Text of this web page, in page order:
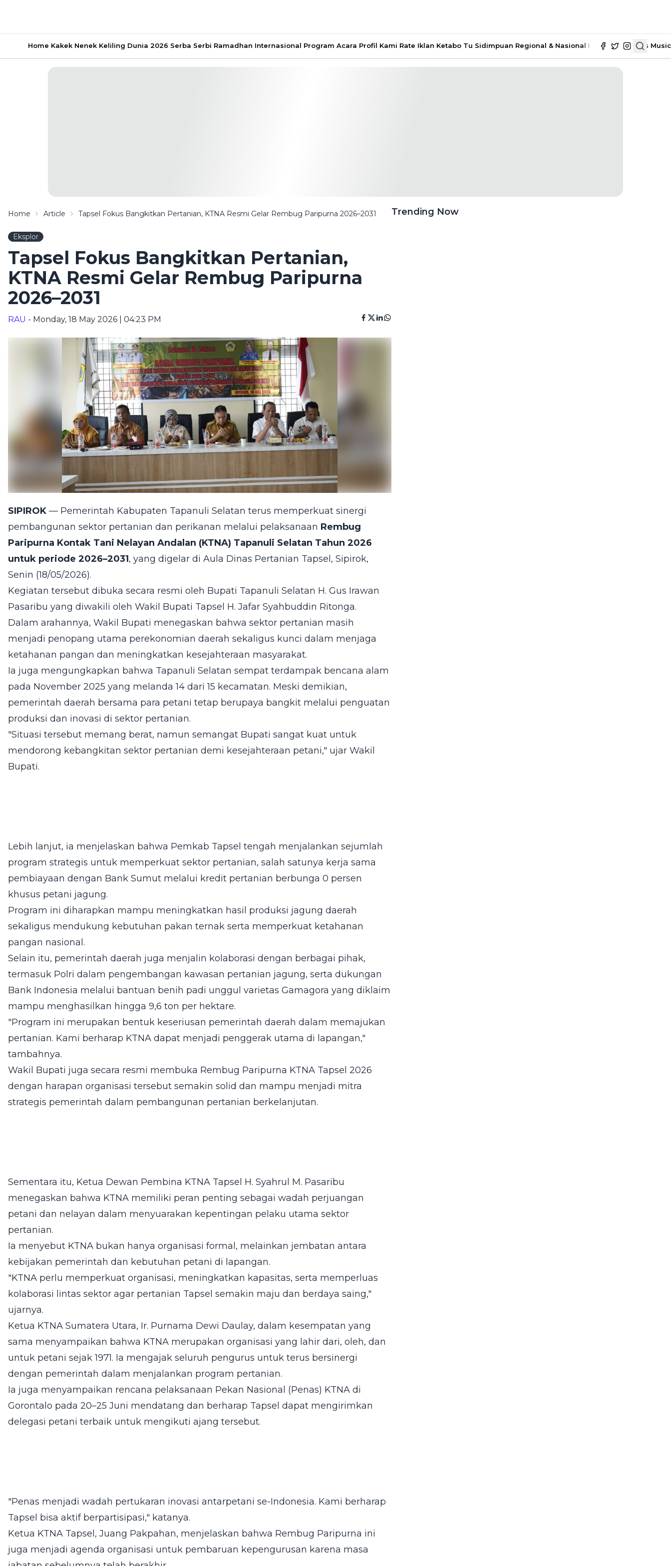
Home Kakek Nenek Keliling Dunia 2026 Serba Serbi Ramadhan Internasional Program Acara Profil Kami Rate Iklan Ketabo Tu Sidimpuan Regional & Nasional Ekonomi & Bisnis Music
Home Article Tapsel Fokus Bangkitkan Pertanian, KTNA Resmi Gelar Rembug Paripurna 2026–2031
Eksplor
Tapsel Fokus Bangkitkan Pertanian,
KTNA Resmi Gelar Rembug Paripurna
2026–2031
RAU - Monday, 18 May 2026 | 04:23 PM
SIPIROK — Pemerintah Kabupaten Tapanuli Selatan terus memperkuat sinergi
pembangunan sektor pertanian dan perikanan melalui pelaksanaan Rembug
Paripurna Kontak Tani Nelayan Andalan (KTNA) Tapanuli Selatan Tahun 2026
untuk periode 2026–2031, yang digelar di Aula Dinas Pertanian Tapsel, Sipirok,
Senin (18/05/2026).
Kegiatan tersebut dibuka secara resmi oleh Bupati Tapanuli Selatan H. Gus Irawan
Pasaribu yang diwakili oleh Wakil Bupati Tapsel H. Jafar Syahbuddin Ritonga.
Dalam arahannya, Wakil Bupati menegaskan bahwa sektor pertanian masih
menjadi penopang utama perekonomian daerah sekaligus kunci dalam menjaga
ketahanan pangan dan meningkatkan kesejahteraan masyarakat.
Ia juga mengungkapkan bahwa Tapanuli Selatan sempat terdampak bencana alam
pada November 2025 yang melanda 14 dari 15 kecamatan. Meski demikian,
pemerintah daerah bersama para petani tetap berupaya bangkit melalui penguatan
produksi dan inovasi di sektor pertanian.
"Situasi tersebut memang berat, namun semangat Bupati sangat kuat untuk
mendorong kebangkitan sektor pertanian demi kesejahteraan petani," ujar Wakil
Bupati.
Lebih lanjut, ia menjelaskan bahwa Pemkab Tapsel tengah menjalankan sejumlah
program strategis untuk memperkuat sektor pertanian, salah satunya kerja sama
pembiayaan dengan Bank Sumut melalui kredit pertanian berbunga 0 persen
khusus petani jagung.
Program ini diharapkan mampu meningkatkan hasil produksi jagung daerah
sekaligus mendukung kebutuhan pakan ternak serta memperkuat ketahanan
pangan nasional.
Selain itu, pemerintah daerah juga menjalin kolaborasi dengan berbagai pihak,
termasuk Polri dalam pengembangan kawasan pertanian jagung, serta dukungan
Bank Indonesia melalui bantuan benih padi unggul varietas Gamagora yang diklaim
mampu menghasilkan hingga 9,6 ton per hektare.
"Program ini merupakan bentuk keseriusan pemerintah daerah dalam memajukan
pertanian. Kami berharap KTNA dapat menjadi penggerak utama di lapangan,"
tambahnya.
Wakil Bupati juga secara resmi membuka Rembug Paripurna KTNA Tapsel 2026
dengan harapan organisasi tersebut semakin solid dan mampu menjadi mitra
strategis pemerintah dalam pembangunan pertanian berkelanjutan.
Sementara itu, Ketua Dewan Pembina KTNA Tapsel H. Syahrul M. Pasaribu
menegaskan bahwa KTNA memiliki peran penting sebagai wadah perjuangan
petani dan nelayan dalam menyuarakan kepentingan pelaku utama sektor
pertanian.
Ia menyebut KTNA bukan hanya organisasi formal, melainkan jembatan antara
kebijakan pemerintah dan kebutuhan petani di lapangan.
"KTNA perlu memperkuat organisasi, meningkatkan kapasitas, serta memperluas
kolaborasi lintas sektor agar pertanian Tapsel semakin maju dan berdaya saing,"
ujarnya.
Ketua KTNA Sumatera Utara, Ir. Purnama Dewi Daulay, dalam kesempatan yang
sama menyampaikan bahwa KTNA merupakan organisasi yang lahir dari, oleh, dan
untuk petani sejak 1971. Ia mengajak seluruh pengurus untuk terus bersinergi
dengan pemerintah dalam menjalankan program pertanian.
Ia juga menyampaikan rencana pelaksanaan Pekan Nasional (Penas) KTNA di
Gorontalo pada 20–25 Juni mendatang dan berharap Tapsel dapat mengirimkan
delegasi petani terbaik untuk mengikuti ajang tersebut.
"Penas menjadi wadah pertukaran inovasi antarpetani se-Indonesia. Kami berharap
Tapsel bisa aktif berpartisipasi," katanya.
Ketua KTNA Tapsel, Juang Pakpahan, menjelaskan bahwa Rembug Paripurna ini
juga menjadi agenda organisasi untuk pembaruan kepengurusan karena masa
Trending Now